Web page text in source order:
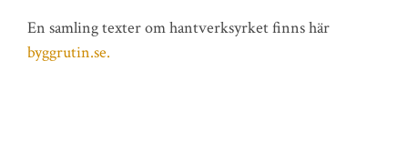
En samling texter om hantverksyrket finns här
byggrutin.se.